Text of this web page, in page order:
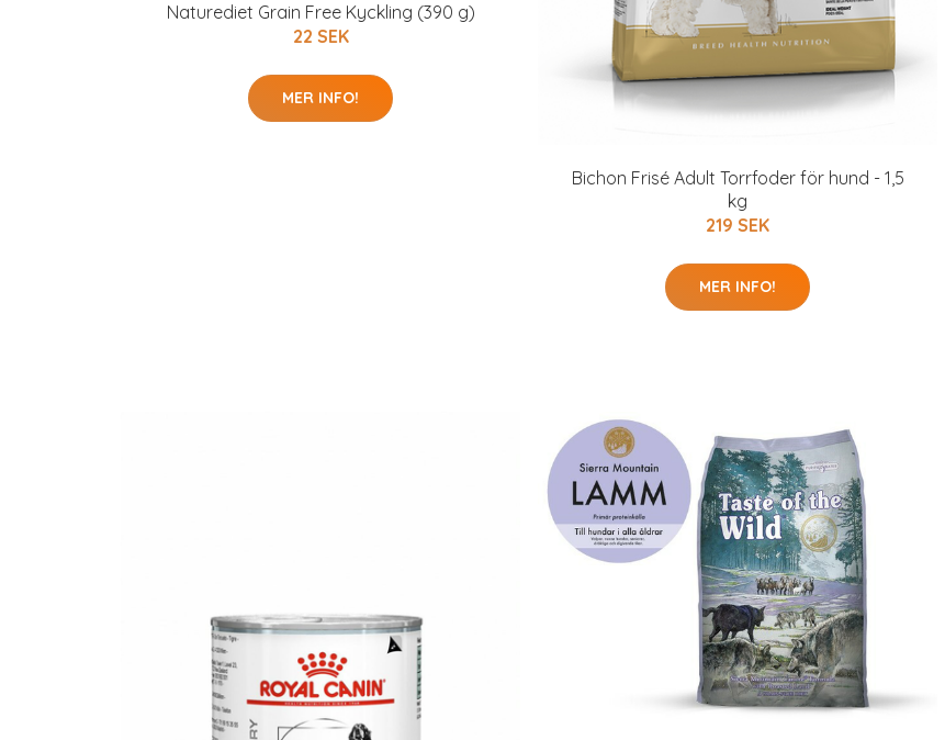
Naturediet Grain Free Kyckling (390 g)
22 SEK
MER INFO!
Bichon Frisé Adult Torrfoder för hund - 1,5
kg
219 SEK
MER INFO!